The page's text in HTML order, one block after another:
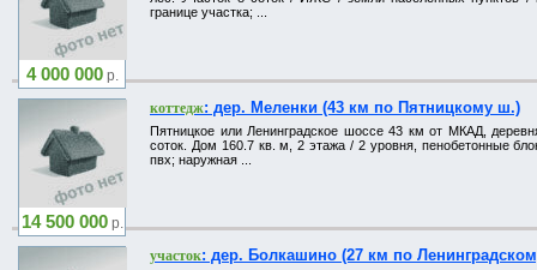
4 000 000р.
границе участка; ...
14 500 000р.
коттедж: дер. Меленки (43 км по Пятницкому ш.)
Пятницкое или Ленинградское шоссе 43 км от МКАД,
соток. Дом 160.7 кв. м, 2 этажа / 2 уровня, пенобетонные
пвх; наружная ...
участок: дер. Болкашино (27 км по